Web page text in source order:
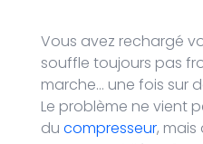
Vous avez rechargé
souffle toujours pas
marche… une fois sur
Le problème ne vient
du compresseur, mais